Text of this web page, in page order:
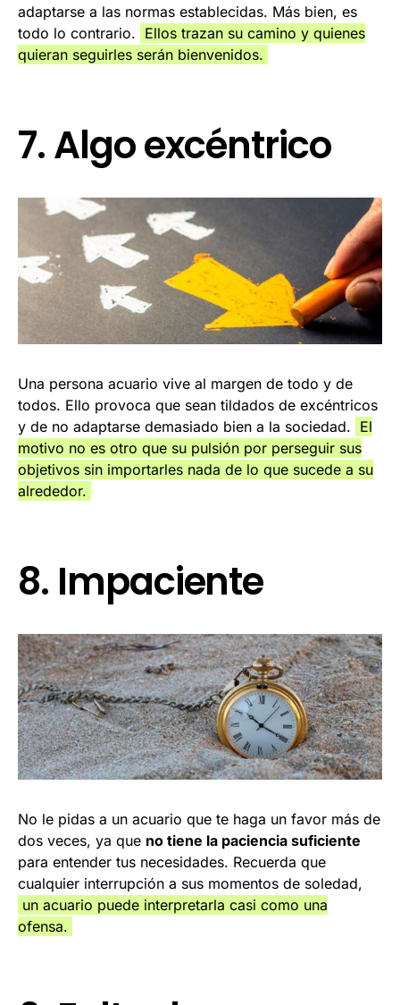
adaptarse a las normas establecidas. Más bien, es
todo lo contrario. Ellos trazan su camino y quienes
quieran seguirles serán bienvenidos.
7. Algo excéntrico
Una persona acuario vive al margen de todo y de
todos. Ello provoca que sean tildados de excéntricos
y de no adaptarse demasiado bien a la sociedad. El
motivo no es otro que su pulsión por perseguir sus
objetivos sin importarles nada de lo que sucede a su
alrededor.
8. Impaciente
No le pidas a un acuario que te haga un favor más de
dos veces, ya que no tiene la paciencia suficiente
para entender tus necesidades. Recuerda que
cualquier interrupción a sus momentos de soledad,
un acuario puede interpretarla casi como una
ofensa.